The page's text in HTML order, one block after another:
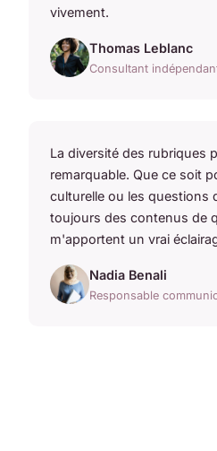
vivement.
Thomas Leblanc
Consultant
La diversité des rubriques
remarquable. Que ce soit
culturelle ou les questions
toujours des contenus de
m'apportent un vrai
Nadia Benali
Responsable